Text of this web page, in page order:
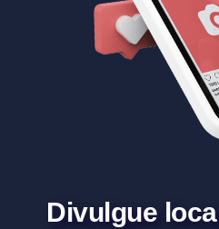
Divulgue